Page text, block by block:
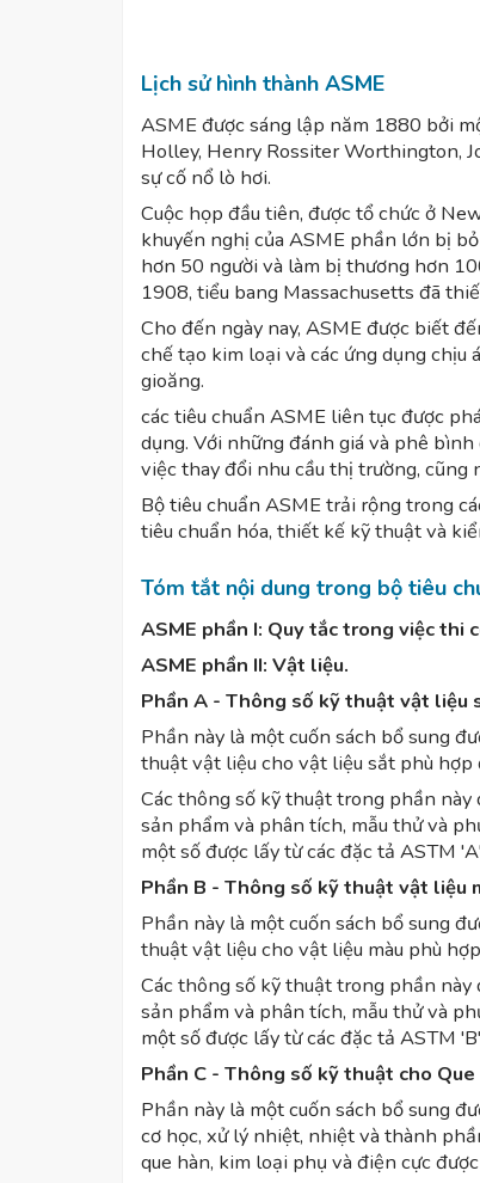
Lịch sử hình thành ASME
ASME được sáng lập năm 1880 bởi
Holley, Henry Rossiter Worthington,
sự cố nổ lò hơi.
Cuộc họp đầu tiên, được tổ chức ở
khuyến nghị của ASME phần lớn bị
hơn 50 người và làm bị thương hơn
1908, tiểu bang Massachusetts đã
Cho đến ngày nay, ASME được biết
chế tạo kim loại và các ứng dụng chịu
gioăng.
các tiêu chuẩn ASME liên tục được
dụng. Với những đánh giá và phê
việc thay đổi nhu cầu thị trường, cũng
Bộ tiêu chuẩn ASME trải rộng trong
tiêu chuẩn hóa, thiết kế kỹ thuật và
Tóm tắt nội dung trong bộ tiêu
ASME phần I: Quy tắc trong việc thi
ASME phần II: Vật liệu.
Phần A - Thông số kỹ thuật vật liệu
Phần này là một cuốn sách bổ sung
thuật vật liệu cho vật liệu sắt phù hợp
Các thông số kỹ thuật trong phần
sản phẩm và phân tích, mẫu thử và
một số được lấy từ các đặc tả ASTM 'A'
Phần B - Thông số kỹ thuật vật liệu
Phần này là một cuốn sách bổ sung
thuật vật liệu cho vật liệu màu phù
Các thông số kỹ thuật trong phần
sản phẩm và phân tích, mẫu thử và
một số được lấy từ các đặc tả ASTM
Phần C - Thông số kỹ thuật cho
Phần này là một cuốn sách bổ sung
cơ học, xử lý nhiệt, nhiệt và thành
que hàn, kim loại phụ và điện cực